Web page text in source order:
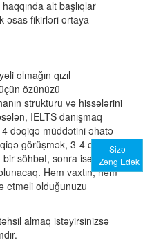
Sizə
Zəng Edək
alt başlıqlar
əsas fikirləri ortaya
olmağın qızıl
özünüzü
strukturu və hissələrini
IELTS danışmaq
dəqiqə müddətini əhatə
görüşmək, 3-4 dəqiqə
bir söhbət, sonra isə 4-5
Həm vaxtın, həm
etməli olduğunuzu
almaq istəyirsinizsə